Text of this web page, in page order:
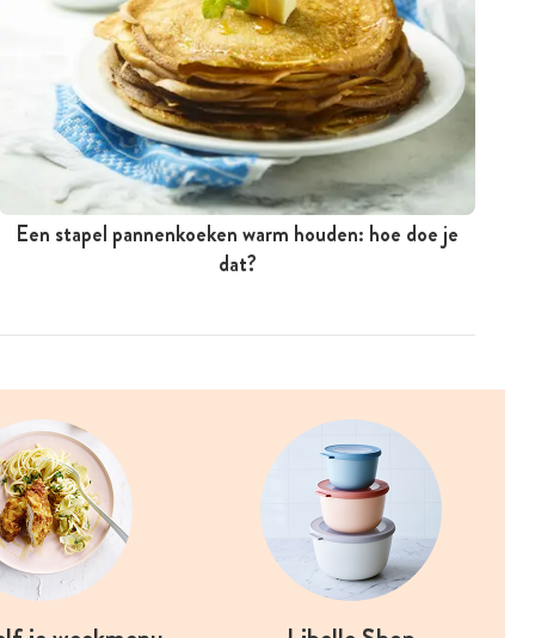
Een stapel pannenkoeken warm houden: hoe doe je
dat?